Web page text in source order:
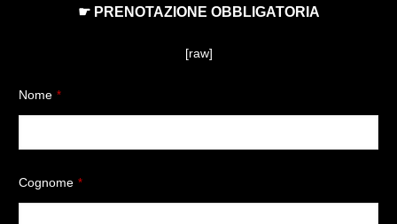
☛ PRENOTAZIONE OBBLIGATORIA
[raw]
Nome *
Cognome *